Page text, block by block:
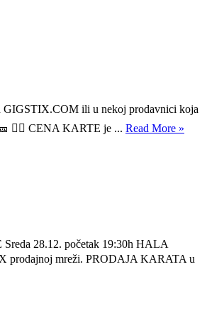
GIGSTIX.COM ili u nekoj prodavnici koja
👉🏼 CENA KARTE je ... Read More »
28.12. početak 19:30h HALA
prodajnoj mreži. PRODAJA KARATA u